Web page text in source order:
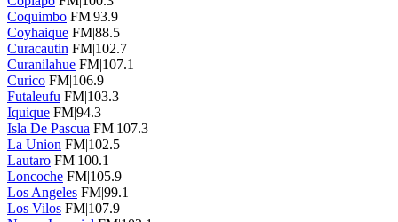
Coquimbo FM|93.9
Coyhaique FM|88.5
Curacautin FM|102.7
Curanilahue FM|107.1
Curico FM|106.9
Futaleufu FM|103.3
Iquique FM|94.3
Isla De Pascua FM|107.3
La Union FM|102.5
Lautaro FM|100.1
Loncoche FM|105.9
Los Angeles FM|99.1
Los Vilos FM|107.9